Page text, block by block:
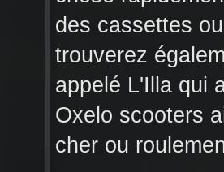
des cassettes
trouverez
appelé L'Illa qui
Oxelo scooters
cher ou